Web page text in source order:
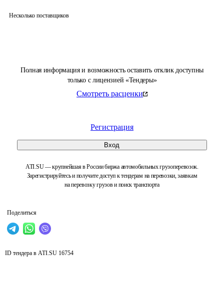
Полная информация и возможность оставить отклик доступны
только с лицензией «Тендеры»
Смотреть расценки
Регистрация
Вход
ATI.SU — крупнейшая в России биржа автомобильных грузоперевозок.
Зарегистрируйтесь и получите доступ к тендерам на перевозки, заявкам
на перевозку грузов и поиск транспорта
Поделиться
Несколько поставщиков
ID тендера в ATI.SU 16754